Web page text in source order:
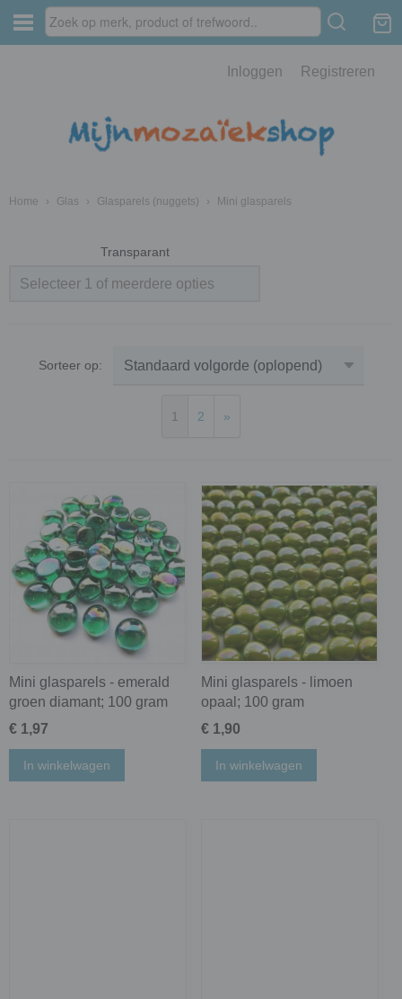
Inloggen Registreren
Home › Glas › Glasparels (nuggets) › Mini glasparels
Transparant
Selecteer 1 of meerdere opties
Sorteer op:
1 2 »
Mini glasparels - emerald
groen diamant; 100 gram
€ 1,97
In winkelwagen
Mini glasparels - limoen
opaal; 100 gram
€ 1,90
In winkelwagen